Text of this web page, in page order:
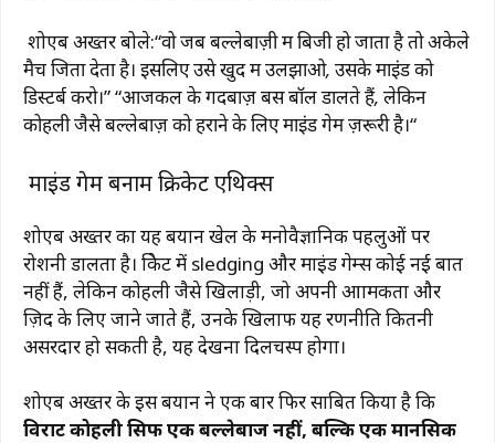
शोएब अख्तर बोले:“वो जब बल्लेबाज़ी में बिजी हो जाता है तो अकेले
मैच जिता देता है। इसलिए उसे खुद में उलझाओ, उसके माइंड को
डिस्टर्ब करो।”“आजकल के गेंदबाज़ बस बॉल डालते हैं, लेकिन
कोहली जैसे बल्लेबाज़ को हराने के लिए माइंड गेम ज़रूरी है।“
माइंड गेम बनाम क्रिकेट एथिक्स
शोएब अख्तर का यह बयान खेल के मनोवैज्ञानिक पहलुओं पर
रोशनी डालता है। क्रिकेट में sledging और माइंड गेम्स कोई नई बात
नहीं हैं, लेकिन कोहली जैसे खिलाड़ी, जो अपनी आक्रामकता और
ज़िद के लिए जाने जाते हैं, उनके खिलाफ यह रणनीति कितनी
असरदार हो सकती है, यह देखना दिलचस्प होगा।
शोएब अख्तर के इस बयान ने एक बार फिर साबित किया है कि
विराट कोहली सिर्फ एक बल्लेबाज नहीं, बल्कि एक मानसिक